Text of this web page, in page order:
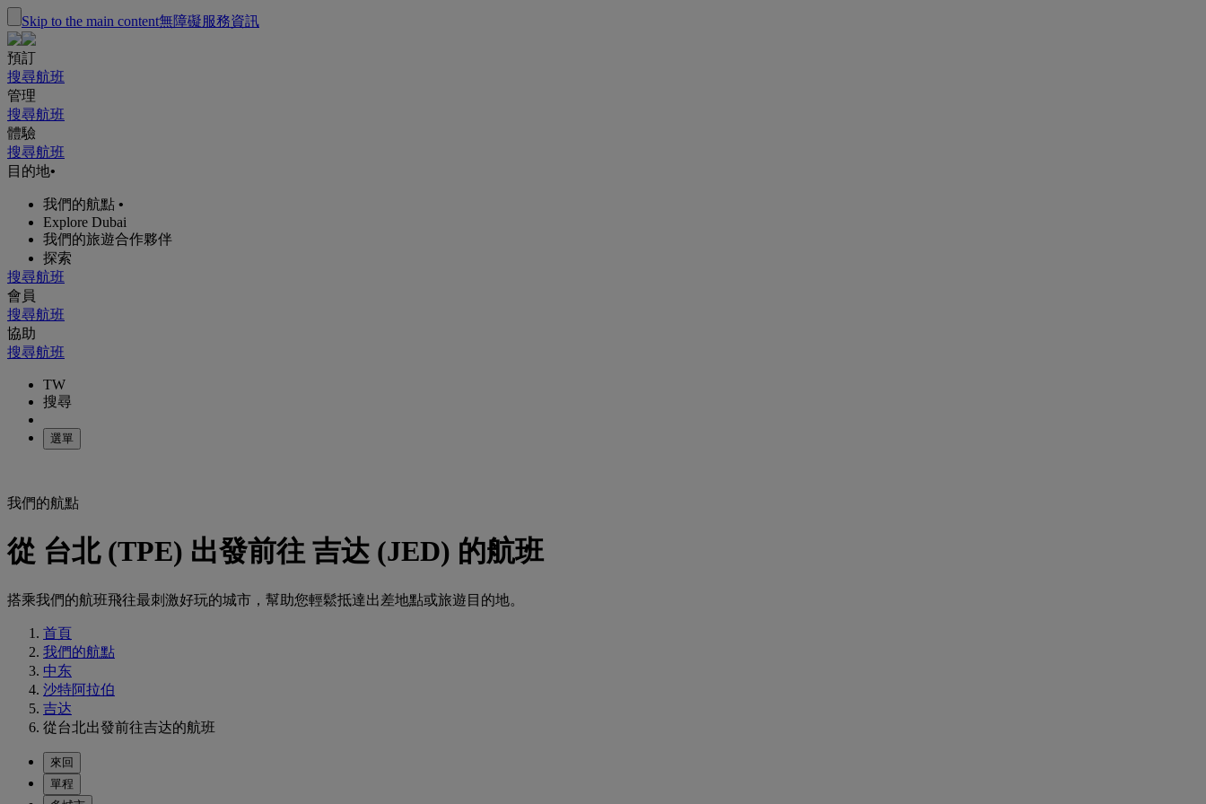
Skip to the main content無障礙服務資訊
預訂
搜尋航班
管理
搜尋航班
體驗
搜尋航班
目的地•
我們的航點 •
Explore Dubai
我們的旅遊合作夥伴
探索
搜尋航班
會員
搜尋航班
協助
搜尋航班
TW
搜尋
選單
我們的航點
從 台北 (TPE) 出發前往 吉达 (JED) 的航班
搭乘我們的航班飛往最刺激好玩的城市，幫助您輕鬆抵達出差地點或旅遊目的地。
首頁
我們的航點
中东
沙特阿拉伯
吉达
從台北出發前往吉达的航班
來回
單程